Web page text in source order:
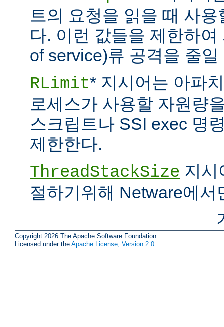
트의 요청을 읽을 때 사
다. 이런 값들을 제한하
of service)류 공격을 줄일
RLimit* 지시어는 아파
로세스가 사용할 자원량
스크립트나 SSI exec 명
제한한다.
ThreadStackSize 지시
절하기위해 Netware에서
Copyright 2026 The Apache Software Foundation.
Licensed under the Apache License, Version 2.0